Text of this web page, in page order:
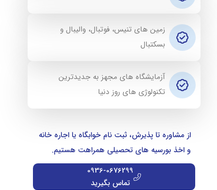
زمین های تنیس، فوتبال، والیبال و
بسکتبال
آزمایشگاه های مجهز به جدیدترین
تکنولوژی های روز دنیا
از مشاوره تا پذیرش، ثبت نام خوابگاه یا اجاره خانه
و اخذ بورسیه های تحصیلی همراهت هستیم.
0936-0676299
تماس بگیرید